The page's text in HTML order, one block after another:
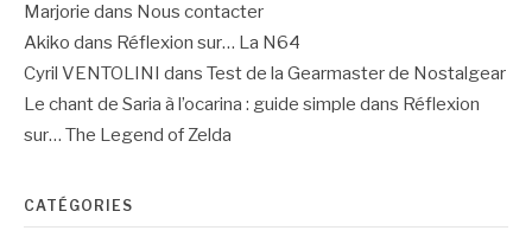
Marjorie dans Nous contacter
Akiko dans Réflexion sur… La N64
Cyril VENTOLINI
dans Test de la Gearmaster de Nostalgear
Le chant de Saria à l’ocarina : guide simple dans Réflexion
sur… The Legend of Zelda
CATÉGORIES